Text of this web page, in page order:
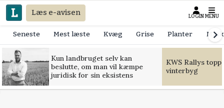
Læs e-avisen LOGIN MENU
Seneste Mest læste Kvæg Grise Planter
Kun landbruget selv kan
beslutte, om man vil kæmpe
juridisk for sin eksistens
KWS Rallys
vinterbyg